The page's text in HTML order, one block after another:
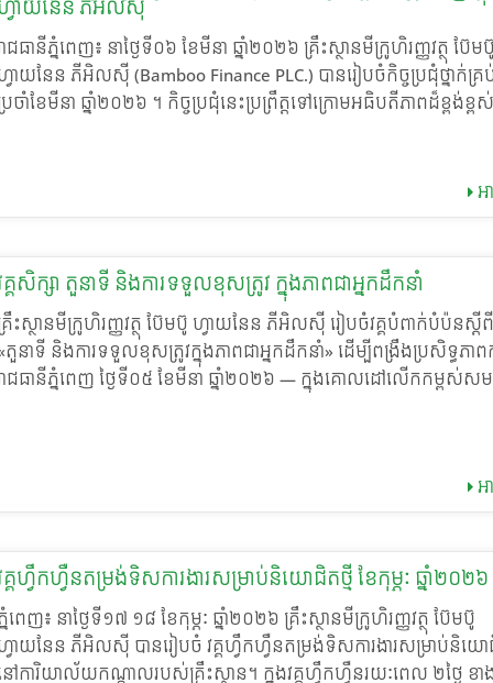
កនាំក្រុមប្រចាំថ្ងៃ គ្រប់គ្រងលទ្ធផលការងារ និងជំរុញវប្បធម៌ការងារវិជ្ជាជីវៈ
រកបដោយប្រសិទ្ធភាព និងការទទួលខុសត្រូវខ្ពស់។ សកម្មភាពសំខាន់ៗក្នុងវ
ពាក់បំប៉ន ជាកិច្ចចាប់ផ្តើម លោក អឿន ស៊ីឡែន អគ្គនាយករង បានអញ្ជើញប
ាផ្លូវការដោយផ្តល់ការលើកទឹកចិត្ត និងសារសំខាន់នៃតួនាទីអ្នកគ្រប់គ្រងជួរមុ
ារជំរុញកំណើនរបស់គ្រឹះស្ថាន។ គ្រឹះស្ថានមានកិត្តិយសដែល ឯកឧត្តមបណ្ឌិ
ែវ សុខា បានផ្តាំផ្ញើដល់អ្នកគ្រប់គ្រងជួរមុខ ត្រូវ​រក្សា​ភាពធន់​របស់​គ្រឹះស្ថាន
នុវត្ត​យ៉ាងខ្ជាប់ខ្ជួននូវ​គោលការណ៍​ នីតិវិធី​របស់​គ្រឹះស្ថាន ដើម្បីធ្វើឲ្យមានស
លការងារកាន់តែប្រសើរ និងរីកចម្រើនទៅមុខរួមគ្នា ។ ខ្លឹមសារគន្លឹះដែលអ្នក
រងជួរមុខបានទទួល តាមរយៈវគ្គនេះ សិក្ខាកាមបានបង្កើនជំនាញសំខាន់ៗស
ារងារប្រចាំថ្ងៃរបស់អ្នកគ្រប់គ្រងជួរមុខ រួមមាន៖ •​ យុទ្ធសាស្ត្ររៀបចំផែនការ
រប់គ្រងការងារប្រចាំថ្ងៃ៖ កំណត់ផែនការច្បាស់លាស់ កំណត់គោលដៅក្រុម
ម្រូវការធនធានដើម្បីសម្រេចបាននូវគោលដៅរួមរបស់គ្រឹះស្ថាន។ • សិល្បៈន
នុស្ស៖ បណ្តុះបណ្តាលបន្ត ផ្តល់ការណែនាំ និងឱកាសអភិវឌ្ឍជំនាញដល់បុ
រោមឱវាទ ដើម្បីបង្កើនសមត្ថភាព និងការរក្សាបុគ្គលិក។ • ការគ្រប់គ្រងលទ្
ថាបនា និងធានាការគ្រប់គ្រងហានិភ័យក្នុងប្រតិបត្តិការមីក្រូហិរញ្ញវត្ថុ។ • កា
រាយបញ្ហា និងការគ្រប់គ្រងហានិភ័យ៖ វិធីសាស្ត្រដោះស្រាយឧបសគ្គ និងបញ្
រឈមជាក់ស្តែងនៅក្នុងសាខា ឬក្រុម ដើម្បីរក្សាស្ថិរភាព និងគុណភាពសេវាកម្
ច្ចបញ្ចប់ ថ្នាក់ដឹកនាំបានប្រគល់វិញ្ញាបនបត្របញ្ជាក់ការបំពាក់បំប៉នជូនសិក្ខ
ាំងអស់ ក្នុងបរិយាកាសស្និទ្ធស្នាល និងពោរពេញដោយមោទនភាព។ ការ
វាយនែន ភីអិលស៊ី
ាជធានីភ្នំពេញ៖ នាថ្ងៃទី០៦ ខែមីនា ឆ្នាំ២០២៦ គ្រឹះស្ថានមីក្រូហិរញ្ញវត្ថុ ប៊ែមប៊ូ
វាយនែន ភីអិលស៊ី (Bamboo Finance PLC.) បានរៀបចំកិច្ចប្រជុំថ្នាក់គ្រ
រចាំខែមីនា ឆ្នាំ២០២៦ ។ កិច្ចប្រជុំនេះប្រព្រឹត្តទៅក្រោមអធិបតីភាពដ៏ខ្ពង់ខ្
ានបង្ហាញរបាយការណ៍សមិទ្ធផលការងារលម្អិត ចែករំលែកចំណុចសំខាន់ៗ
រតិបត្តិការ និងធ្វើការពិភាក្សាស្ថាបនា ដើម្បីកំណត់បញ្ហាប្រឈម និងរួមគ្នាបង្
នុវត្តផែនការអាជីវកម្មសម្រាប់ឆ្នាំ២០២៦។ ទន្ទឹមនឹងនេះ គ្រឹះស្ថានមានកិត្
ទួលបានការចូលរួម និងចែករំលែកចំណេះដឹងពី លោកគ្រូ នឹម ឈុន្នី លើប្រ
មាធិ រក្សាតុល្យភាពផ្លូវចិត្ត បង្កើនផលិតភាពការងារ" ដែលជួយពង្រឹងសុខភ
ត្ត និងលើកកម្ពស់ប្រសិទ្ធភាពការងាររបស់បុគ្គលិក ។
អ
គ្គសិក្សា តួនាទី និងការទទួលខុសត្រូវ ក្នុងភាពជាអ្នកដឹកនាំ
រឹះស្ថានមីក្រូហិរញ្ញវត្ថុ ប៊ែមប៊ូ ហ្វាយនែន ភីអិលស៊ី រៀបចំវគ្គបំពាក់បំប៉នស្តីពី
តួនាទី និងការទទួលខុសត្រូវក្នុងភាពជាអ្នកដឹកនាំ» ដើម្បីពង្រឹងប្រសិទ្ធភាពក
ាជធានីភ្នំពេញ ថ្ងៃទី០៥ ខែមីនា ឆ្នាំ២០២៦ — ក្នុងគោលដៅលើកកម្ពស់សម
នកដឹកនាំ»។ វគ្គបំពាក់បំប៉ននេះ ត្រូវបានរៀបចំឡើងជាពិសេសសម្រាប់ថ្នាក់
ាប់ពីកម្រិតគ្រប់គ្រងថ្នាក់កណ្តាល រហូតដល់ថ្នាក់ជាន់ខ្ពស់ ដើម្បីពង្រឹងសក្ត
កម្មភាពសំខាន់ៗក្នុងកម្មវិធី ជាកិច្ចចាប់ផ្តើម លោក កែវ សុខា អគ្គនាយកនៃ
ថានមីក្រូហិរញ្ញវត្ថុ ប៊ែមប៊ូ ហ្វាយនែន ភីអិលស៊ី បានអញ្ជើញបើកវគ្គបំពាក់បំប៉ន
ារប្រកបដោយអត្ថន័យដ៏មានខ្លឹមសារ។ គ្រឹះស្ថានក៏មានកិត្តិយសយ៉ាងខ្ពង់ខ្
កឧត្តមបណ្ឌិត សាស្ត្រាចារ្យ ហោ ប៊ុនឡេង អញ្ជើញជាវាគ្មិនក្នុងកម្មវិធីនេះ
អ
គ្គហ្វឹកហ្វឺនតម្រង់ទិសការងារសម្រាប់និយោជិតថ្មី ខែកុម្ភៈ ឆ្នាំ២០២៦
នំពេញ៖ នាថ្ងៃទី១៧ ១៨ ខែកុម្ភៈ ឆ្នាំ២០២៦ គ្រឹះស្ថានមីក្រូហិរញ្ញវត្ថុ ប៊ែមប៊ូ
វាយនែន ភីអិលស៊ី បានរៀបចំ វគ្គហ្វឹកហ្វឺនតម្រង់ទិសការងារសម្រាប់និយោ
ៅការិយាល័យកណ្តាលរបស់គ្រឹះស្ថាន។ ក្នុងវគ្គហ្វឹកហ្វឺនរយៈពេល ២ថ្ងៃ ខាង